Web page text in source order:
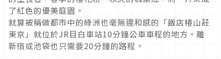
了紅色的優美庭園。
就算被稱做都市中的綠洲也毫無違和感的「飯店椿山莊
東京」就位於JR目白車站10分鐘公車車程的地方。離
新宿或池袋也只需要20分鐘的路程。